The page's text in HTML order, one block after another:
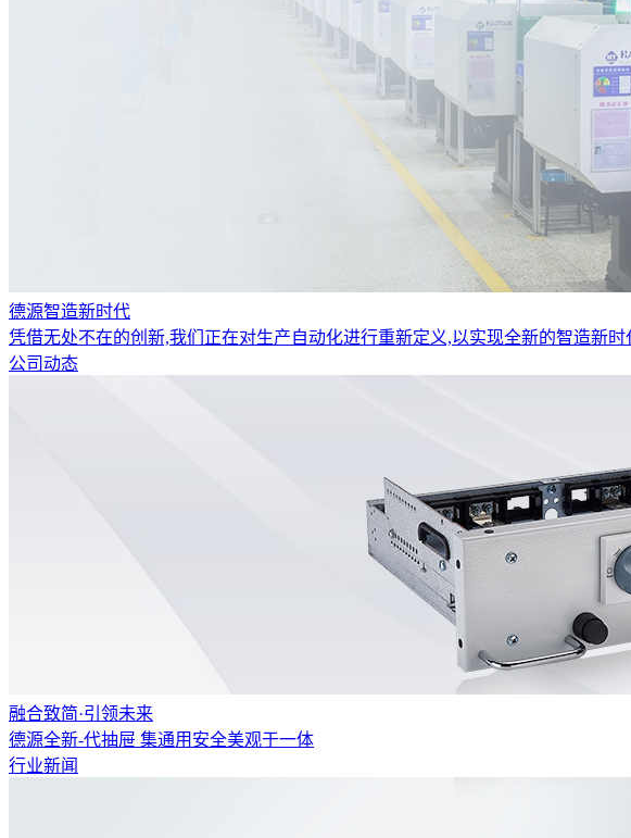
德源智造新时代
凭借无处不在的创新,我们正在对生产自动化进行重新定义,以实现全新的智造新时
公司动态
融合致简·引领未来
德源全新-代抽屉 集通用安全美观于一体
行业新闻